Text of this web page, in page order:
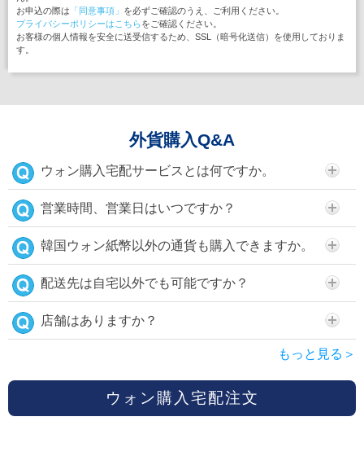
お申込の際は 「同意事項」 を必ずご確認のうえ、ご利用ください。
プライバシーポリシーはこちらをご確認ください。
お客様の個人情報を安全に送受信するため、SSL（暗号化送信）を使用しておりま
す。
外貨購入Q&A
ウォン購入宅配サービスとは何ですか。
営業時間、営業日はいつですか？
韓国ウォン紙幣以外の通貨も購入できますか。
配送先は自宅以外でも可能ですか？
店舗はありますか？
もっと見る＞
ウォン購入宅配注文